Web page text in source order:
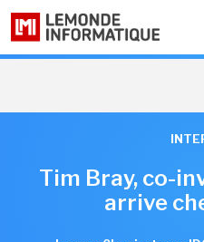
Tim Bray, co-
arrive